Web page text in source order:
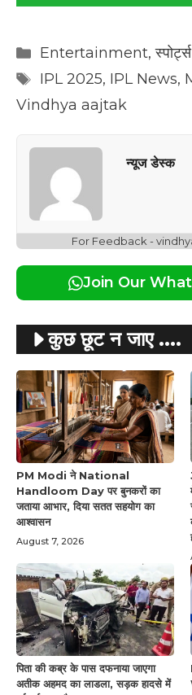
Categories
Entertainment,स्पोर्ट्स
Tags
IPL 2025, IPL News,
Vindhya aajtak
न्यूज डेस्क
For Feedback -
Join Our
कुछ छूट न जाए ....
PM Modi ने National
Handloom Day पर बुनकरों का
जताया आभार, दिया सतत सहयोग का
आश्वासन
August 7, 2026
पिता की कब्र के पास दफनाया जाएगा
अतीक अहमद का लाडला, सड़क हादसे में